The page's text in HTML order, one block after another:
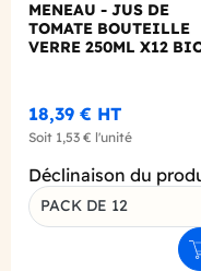
MENEAU - JUS DE
TOMATE BOUTEILLE
VERRE 250ML X12
18,39 € HT
Soit 1,53 € l'unité
Déclinaison du
PACK DE 12